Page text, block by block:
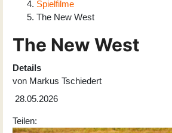
Spielfilme
The New West
The New West
Details
von Markus Tschiedert
28.05.2026
Teilen: